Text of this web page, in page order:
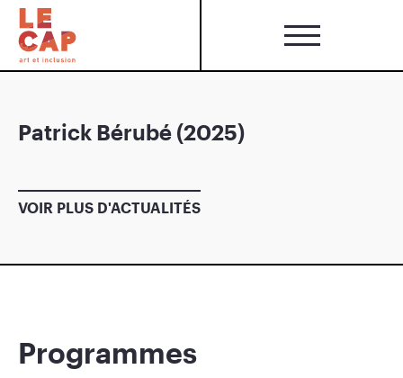
Patrick Bérubé (2025)
VOIR PLUS D'ACTUALITÉS
Programmes